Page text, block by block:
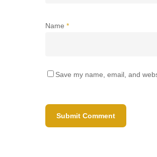
Name *
Save my name, email, and